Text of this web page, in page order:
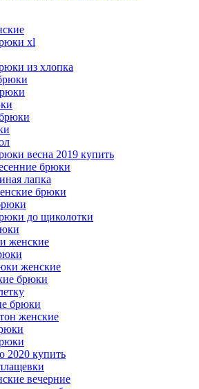
xl
из хлопка
весна 2019 купить
брюки
лапка
брюки
до щиколотки
женские
женские
брюки
брюки
женские
2020 купить
вечерние